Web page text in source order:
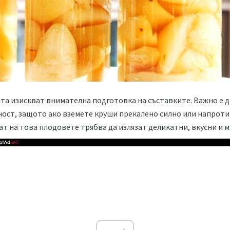
изискват внимателна подготовка на съставките. Важно е
защото ако вземете круши прекалено силно или
на това плодовете трябва да излязат деликатни, вкусни и